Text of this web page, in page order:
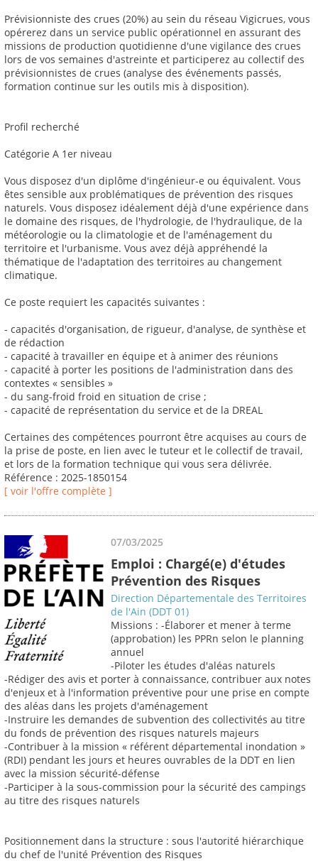
Prévisionniste des crues (20%) au sein du réseau Vigicrues, vous
opérerez dans un service public opérationnel en assurant des
missions de production quotidienne d'une vigilance des crues
lors de vos semaines d'astreinte et participerez au collectif des
prévisionnistes de crues (analyse des événements passés,
formation continue sur les outils mis à disposition).
Profil recherché
Catégorie A 1er niveau
Vous disposez d'un diplôme d'ingénieur-e ou équivalent. Vous
êtes sensible aux problématiques de prévention des risques
naturels. Vous disposez idéalement déjà d'une expérience dans
le domaine des risques, de l'hydrologie, de l'hydraulique, de la
météorologie ou la climatologie et de l'aménagement du
territoire et l'urbanisme. Vous avez déjà appréhendé la
thématique de l'adaptation des territoires au changement
climatique.
Ce poste requiert les capacités suivantes :
- capacités d'organisation, de rigueur, d'analyse, de synthèse et
de rédaction
- capacité à travailler en équipe et à animer des réunions
- capacité à porter les positions de l'administration dans des
contextes « sensibles »
- du sang-froid froid en situation de crise ;
- capacité de représentation du service et de la DREAL
Certaines des compétences pourront être acquises au cours de
la prise de poste, en lien avec le tuteur et le collectif de travail,
et lors de la formation technique qui vous sera délivrée.
Référence : 2025-1850154
[ voir l'offre complète ]
07/03/2025
Emploi : Chargé(e) d'études
Prévention des Risques
Direction Départementale des Territoires
de l'Ain (DDT 01)
Missions : -Élaborer et mener à terme
(approbation) les PPRn selon le planning
annuel
-Piloter les études d'aléas naturels
-Rédiger des avis et porter à connaissance, contribuer aux notes
d'enjeux et à l'information préventive pour une prise en compte
des aléas dans les projets d'aménagement
-Instruire les demandes de subvention des collectivités au titre
du fonds de prévention des risques naturels majeurs
-Contribuer à la mission « référent départemental inondation »
(RDI) pendant les jours et heures ouvrables de la DDT en lien
avec la mission sécurité-défense
-Participer à la sous-commission pour la sécurité des campings
au titre des risques naturels
Positionnement dans la structure : sous l'autorité hiérarchique
du chef de l'unité Prévention des Risques